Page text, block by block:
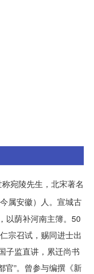
宛陵先生，北宋著名
今属安徽）人。宣城古
以荫补河南主簿。50
宗召试，赐同进士出
子监直讲，累迁尚书
官”。曾参与编撰《新